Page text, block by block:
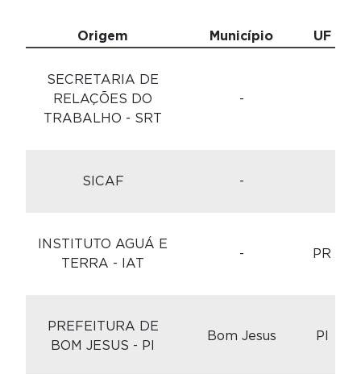
Origem Município UF
SECRETARIA DE
RELAÇÕES DO
TRABALHO - SRT
-
SICAF -
INSTITUTO AGUÁ E
TERRA - IAT
- PR
PREFEITURA DE
BOM JESUS - PI
Bom Jesus PI